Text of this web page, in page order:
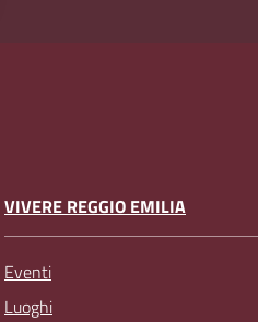
VIVERE REGGIO EMILIA
Eventi
Luoghi